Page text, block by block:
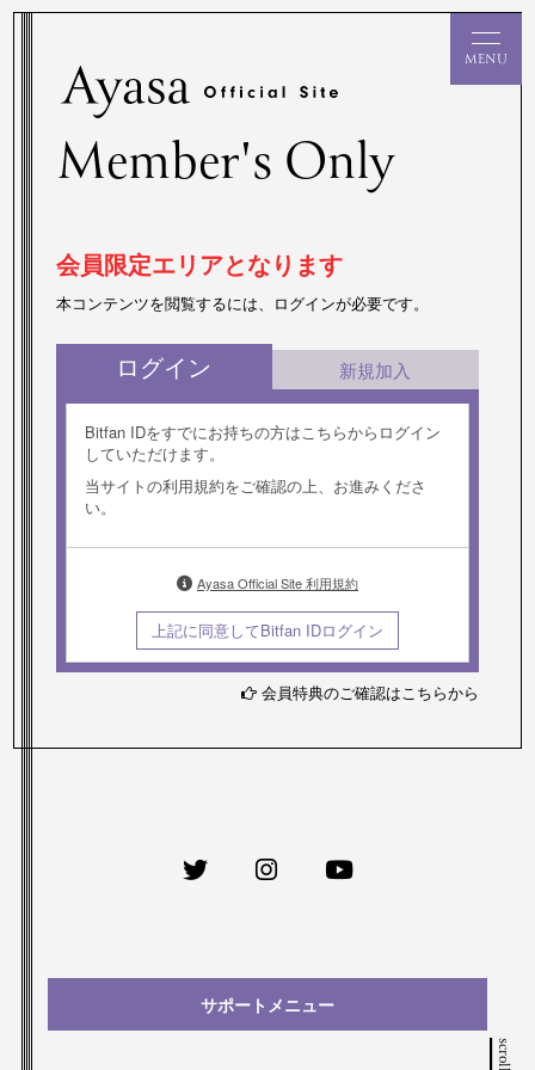
Member's Only
会員限定エリアとなります
本コンテンツを閲覧するには、ログインが必要です。
ログイン 新規加入
Bitfan IDをすでにお持ちの方はこちらからログイン
していただけます。
当サイトの利用規約をご確認の上、お進みくださ
い。
Ayasa Official Site 利用規約
上記に同意してBitfan IDログイン
会員特典のご確認はこちらから
scroll
サポートメニュー